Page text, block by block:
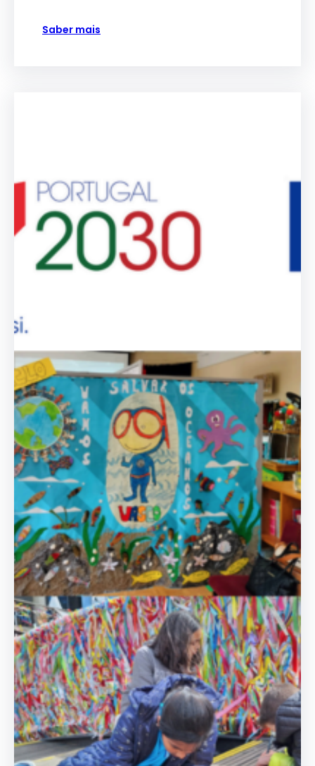
Saber mais